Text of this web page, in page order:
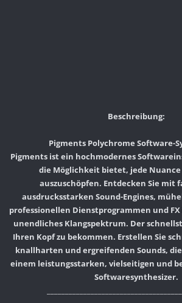
Beschreibung:
Pigments Polychrome Software-
Pigments ist ein hochmodernes
die Möglichkeit bietet, jede Nuance
auszuschöpfen. Entdecken Sie mit
ausdrucksstarken Sound-Engines,
professionellen Dienstprogrammen und
unendliches Klangspektrum. Der
Ihren Kopf zu bekommen. Erstellen Sie
knallharten und ergreifenden Sounds,
einem leistungsstarken, vielseitigen und
Softwaresynthesizer.